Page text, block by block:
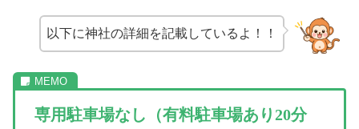
以下に神社の詳細を記載しているよ！！
専用駐車場なし（有料駐車場あり20分